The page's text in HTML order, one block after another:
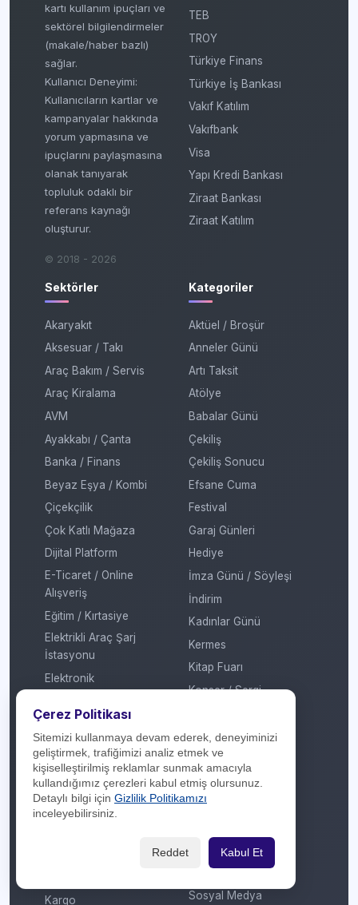
kartı kullanım ipuçları ve
sektörel bilgilendirmeler
(makale/haber bazlı)
sağlar.
Kullanıcı Deneyimi:
Kullanıcıların kartlar ve
kampanyalar hakkında
yorum yapmasına ve
ipuçlarını paylaşmasına
olanak tanıyarak
topluluk odaklı bir
referans kaynağı
oluşturur.
© 2018 - 2026
TEB
TROY
Türkiye Finans
Türkiye İş Bankası
Vakıf Katılım
Vakıfbank
Visa
Yapı Kredi Bankası
Ziraat Bankası
Ziraat Katılım
Sektörler
Akaryakıt
Aksesuar / Takı
Araç Bakım / Servis
Araç Kiralama
AVM
Ayakkabı / Çanta
Banka / Finans
Beyaz Eşya / Kombi
Çiçekçilik
Çok Katlı Mağaza
Dijital Platform
E-Ticaret / Online
Alışveriş
Eğitim / Kırtasiye
Elektrikli Araç Şarj
İstasyonu
Elektronik
Genel
Giyim / Tekstil
Havayolu / Havalimanı
Isıtma / Soğutma
Kafe / Restoran / Fast
Kargo
Kategoriler
Aktüel / Broşür
Anneler Günü
Artı Taksit
Atölye
Babalar Günü
Çekiliş
Çekiliş Sonucu
Efsane Cuma
Festival
Garaj Günleri
Hediye
İmza Günü / Söyleşi
İndirim
Kadınlar Günü
Kermes
Kitap Fuarı
Konser / Sergi
Mobil Ödeme
MTV
Otomatik Ödeme
Öğretmenler Günü
Ramazan
Sosyal Medya
Çerez Politikası
Sitemizi kullanmaya devam ederek, deneyiminizi
geliştirmek, trafiğimizi analiz etmek ve
kişiselleştirilmiş reklamlar sunmak amacıyla
kullandığımız çerezleri kabul etmiş olursunuz.
Detaylı bilgi için Gizlilik Politikamızı
inceleyebilirsiniz.
Reddet Kabul Et